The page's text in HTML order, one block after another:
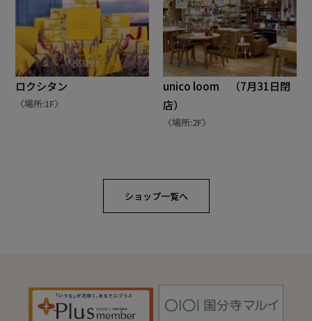
ロクシタン
〈場所:1F〉
unico loom （7月31日閉
店）
〈場所:2F〉
ショップ一覧へ